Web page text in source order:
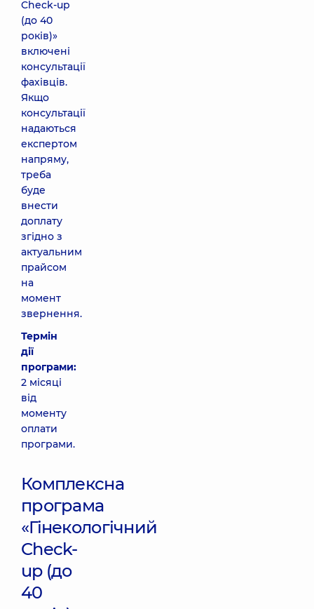
Check-up
(до 40
років)»
включені
консультації
фахівців.
Якщо
консультації
надаються
експертом
напряму,
треба
буде
внести
доплату
згідно з
актуальним
прайсом
на
момент
звернення.
Термін
дії
програми:
2 місяці
від
моменту
оплати
програми.
Комплексна
програма
«Гінекологічний
Check-
up (до
40